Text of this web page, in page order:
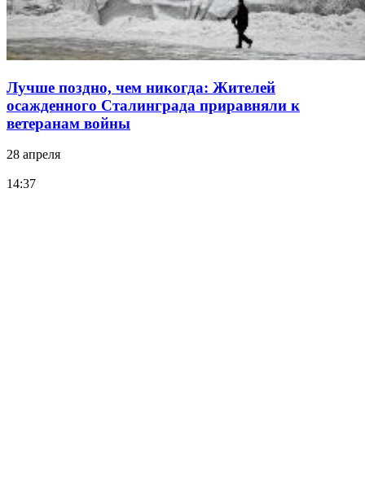
Лучше поздно, чем никогда: Жителей
осажденного Сталинграда приравняли к
ветеранам войны
28 апреля
14:37